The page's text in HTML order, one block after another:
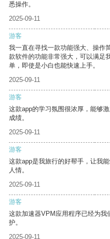
悉操作。
2025-09-11
游客
我一直在寻找一款功能强大、操作
款软件的功能非常强大，可以满足
单，即使是小白也能快速上手。
2025-09-11
游客
这款app的学习氛围很浓厚，能够
成绩。
2025-09-11
游客
这款app是我旅行的好帮手，让我
人情。
2025-09-11
游客
这款加速器VPM应用程序已经为
护。
2025-09-11